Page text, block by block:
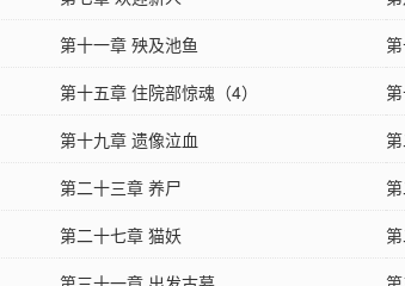
第十一章 殃及池鱼
第十五章 住院部惊魂（4）
第十九章 遗像泣血
第二十三章 养尸
第二十七章 猫妖